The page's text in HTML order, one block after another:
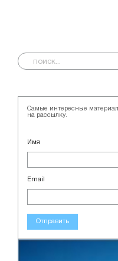
Самые интересные
на рассылку.
Имя
Email
Отправить